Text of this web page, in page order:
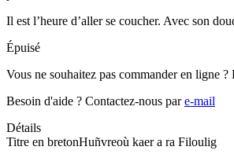
Il est l’heure d’aller se coucher. Avec son
Épuisé
Vous ne souhaitez pas commander en ligne ?
Besoin d'aide ? Contactez-nous pare-mail
Détails
Titre en bretonHuñvreoù kaer a ra Filoulig